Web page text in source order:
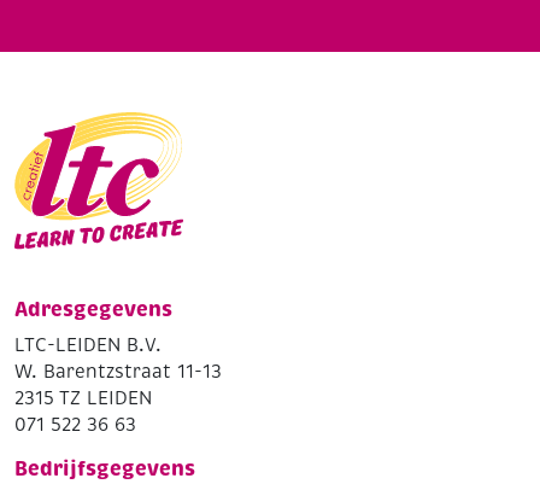
Adresgegevens
LTC-LEIDEN B.V.
W. Barentzstraat 11-13
2315 TZ LEIDEN
071 522 36 63
Bedrijfsgegevens